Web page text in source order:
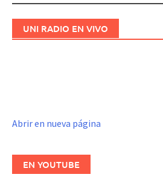
UNI RADIO EN VIVO
Abrir en nueva página
EN YOUTUBE